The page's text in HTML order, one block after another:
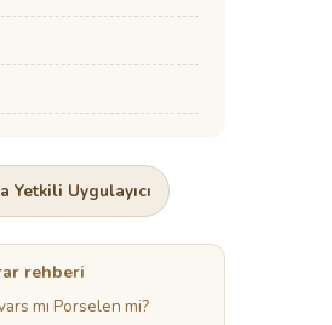
Yetkili Uygulayıcı
rehberi
mı Porselen mi?